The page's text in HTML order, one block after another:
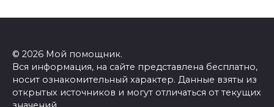
© 2026 Мой помощник.
Вся информация, на сайте представлена бесплатно,
носит ознакомительный характер. Данные взяты из
открытых источников и могут отличаться от текущих